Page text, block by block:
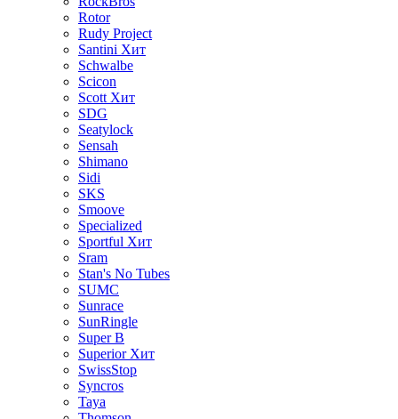
Rotor
Rudy Project
Santini Хит
Schwalbe
Scicon
Scott Хит
SDG
Seatylock
Sensah
Shimano
Sidi
SKS
Smoove
Specialized
Sportful Хит
Sram
Stan's No Tubes
SUMC
Sunrace
SunRingle
Super B
Superior Хит
SwissStop
Syncros
Taya